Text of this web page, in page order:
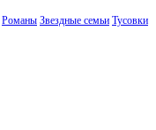
Романы Звездные семьи Тусовки